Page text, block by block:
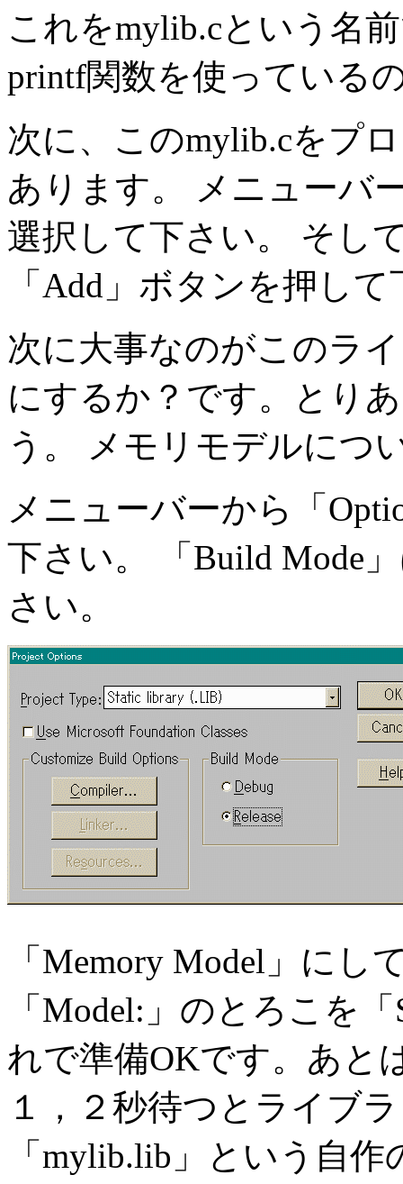
これをmylib.cという名
printf関数を使っている
次に、このmylib.cをプ
あります。 メニューバ
選択して下さい。 そし
「Add」ボタンを押し
次に大事なのがこのラ
にするか？です。とり
う。 メモリモデルにつ
メニューバーから「
下さい。 「Build Mode
さい。
「Memory Model」にし
「Model:」のとろこを
れで準備OKです。あと
１，２秒待つとライブ
「mylib.lib」という自